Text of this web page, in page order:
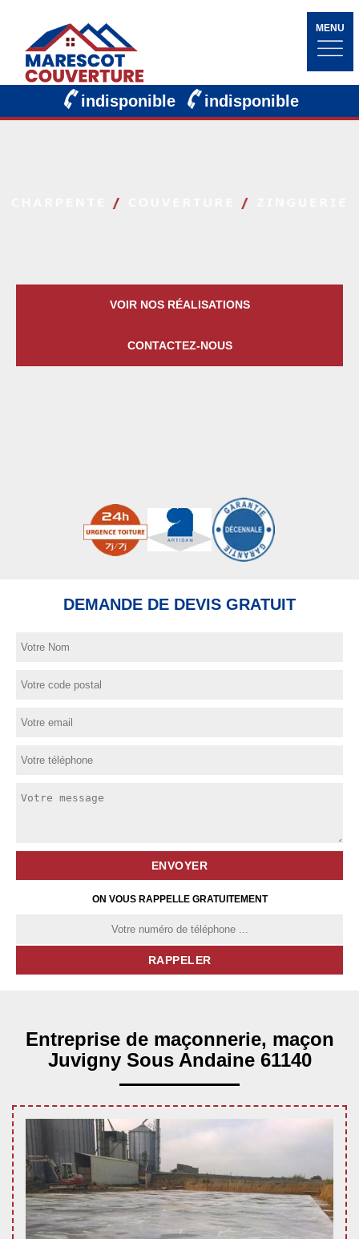
MENU
indisponible indisponible
VOIR NOS RÉALISATIONS
CONTACTEZ-NOUS
DEMANDE DE DEVIS GRATUIT
ON VOUS RAPPELLE GRATUITEMENT
Entreprise de maçonnerie, maçon
Juvigny Sous Andaine 61140